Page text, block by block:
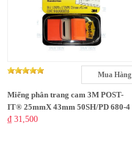
Mua Hàng
Miếng phân trang cam 3M POST-
IT® 25mmX 43mm 50SH/PD 680-4
₫ 31,500